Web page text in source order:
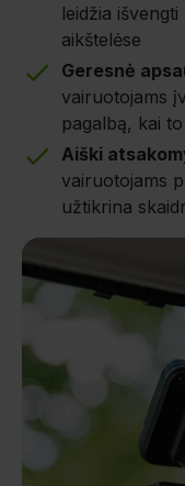
leidžia
aikštelėse
Geresnė
vairuotojams
pagalbą, kai
Aiški
vairuotojams
užtikrina